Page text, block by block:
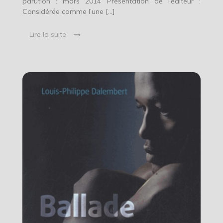
Considérée comme l’une […]
Lire la suite